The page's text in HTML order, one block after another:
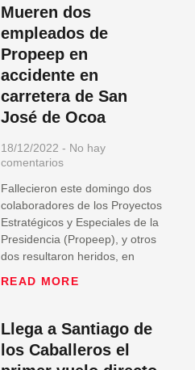
Mueren dos
empleados de
Propeep en
accidente en
carretera de San
José de Ocoa
18/12/2022
No hay
comentarios
Fallecieron este domingo dos
colaboradores de los Proyectos
Estratégicos y Especiales de la
Presidencia (Propeep), y otros
dos resultaron heridos, en
READ MORE
Llega a Santiago de
los Caballeros el